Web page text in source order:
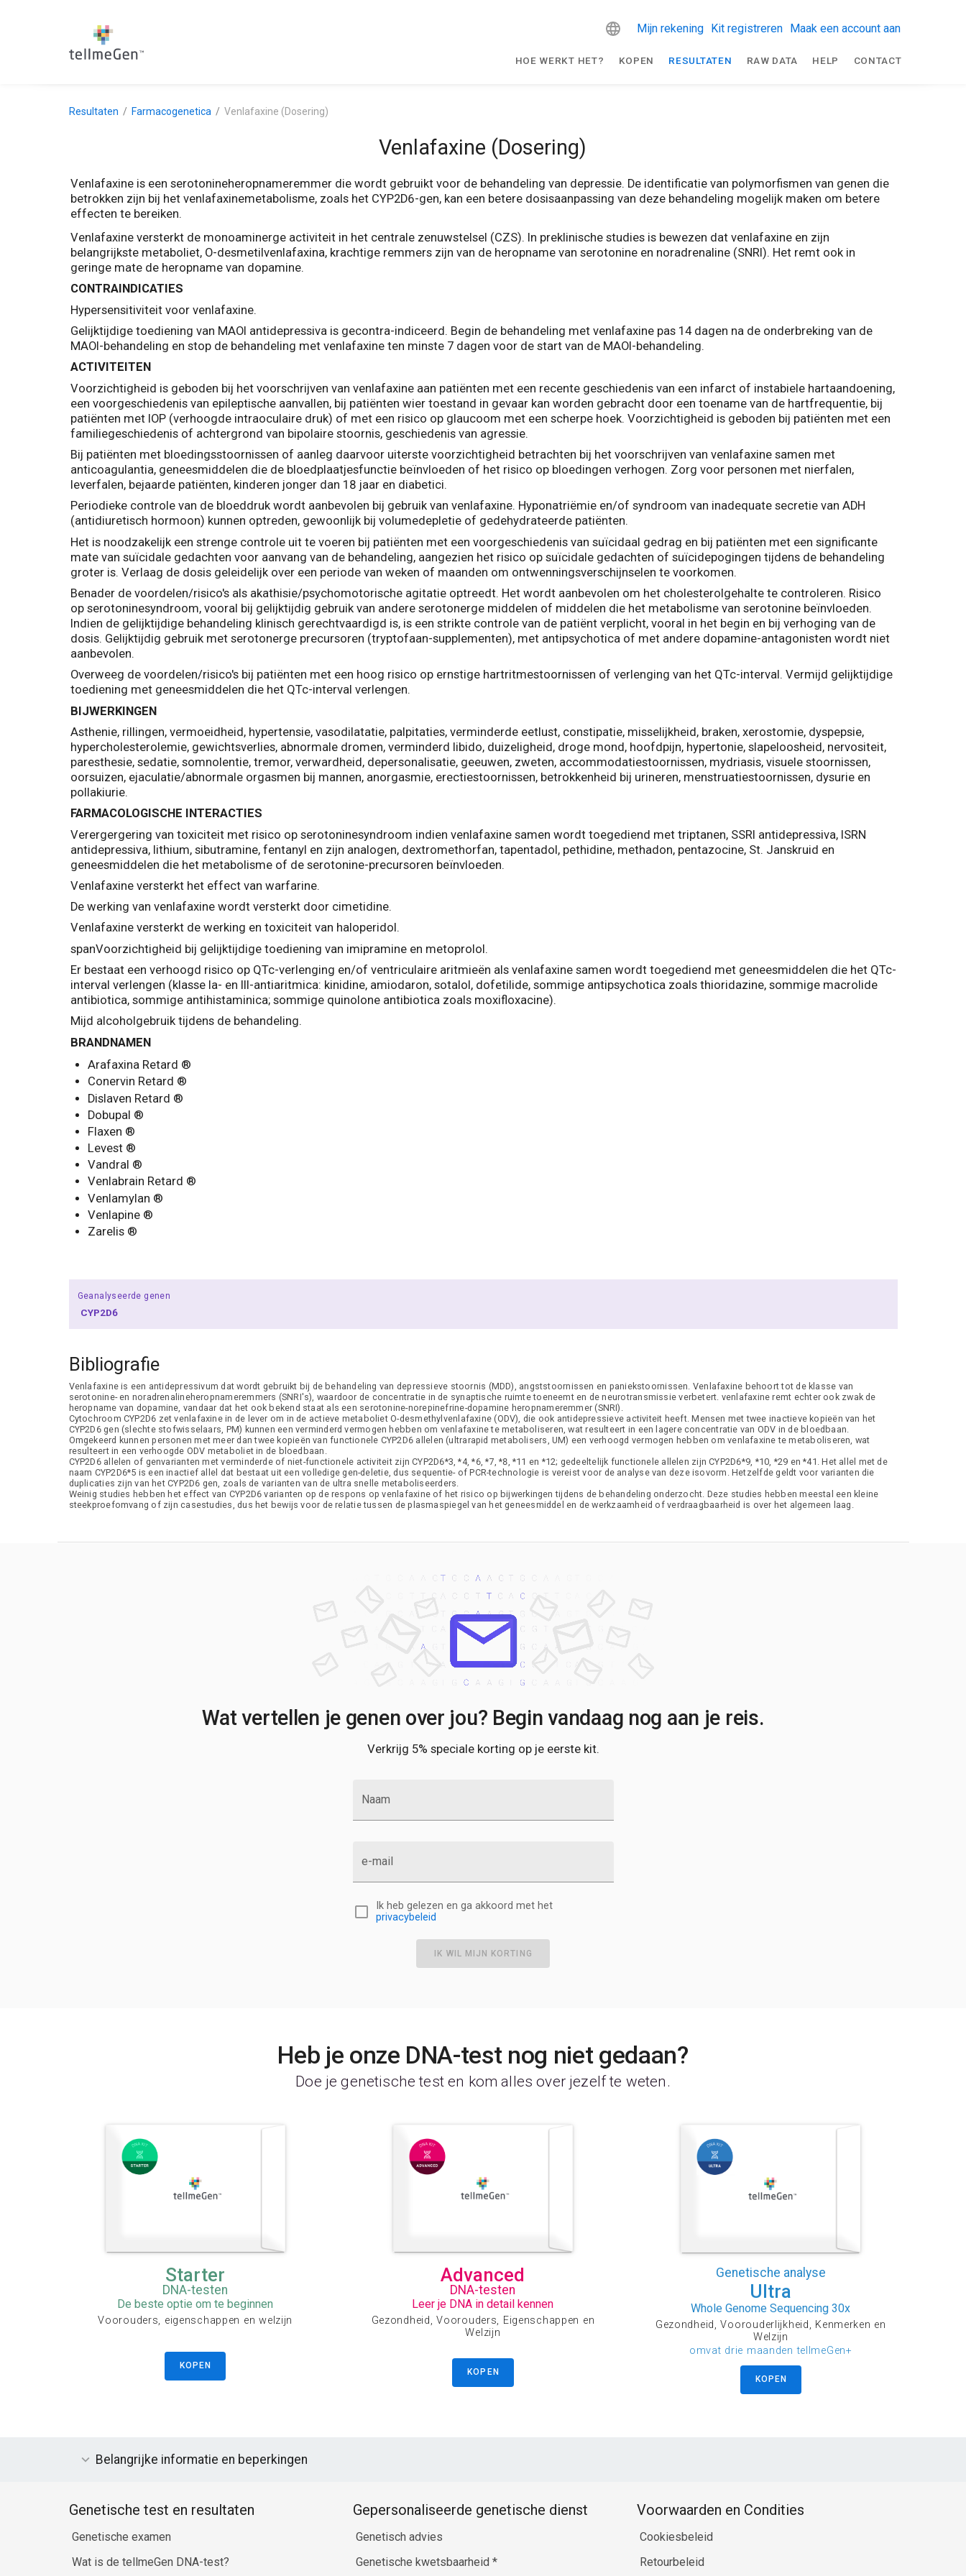
Mijn rekening Kit registreren Maak een account aan
HOE WERKT HET? KOPEN RESULTATEN RAW DATA HELP CONTACT
Resultaten Farmacogenetica Venlafaxine (Dosering)
Venlafaxine (Dosering)
Venlafaxine is een serotonineheropnameremmer die wordt gebruikt voor de behandeling van depressie. De identificatie van polymorfismen van genen die
betrokken zijn bij het venlafaxinemetabolisme, zoals het CYP2D6-gen, kan een betere dosisaanpassing van deze behandeling mogelijk maken om betere
effecten te bereiken.
Venlafaxine versterkt de monoaminerge activiteit in het centrale zenuwstelsel (CZS). In preklinische studies is bewezen dat venlafaxine en zijn
belangrijkste metaboliet, O-desmetilvenlafaxina, krachtige remmers zijn van de heropname van serotonine en noradrenaline (SNRI). Het remt ook in
geringe mate de heropname van dopamine.
CONTRAINDICATIES
Hypersensitiviteit voor venlafaxine.
Gelijktijdige toediening van MAOI antidepressiva is gecontra-indiceerd. Begin de behandeling met venlafaxine pas 14 dagen na de onderbreking van de
MAOI-behandeling en stop de behandeling met venlafaxine ten minste 7 dagen voor de start van de MAOI-behandeling.
ACTIVITEITEN
Voorzichtigheid is geboden bij het voorschrijven van venlafaxine aan patiënten met een recente geschiedenis van een infarct of instabiele hartaandoening,
een voorgeschiedenis van epileptische aanvallen, bij patiënten wier toestand in gevaar kan worden gebracht door een toename van de hartfrequentie, bij
patiënten met IOP (verhoogde intraoculaire druk) of met een risico op glaucoom met een scherpe hoek. Voorzichtigheid is geboden bij patiënten met een
familiegeschiedenis of achtergrond van bipolaire stoornis, geschiedenis van agressie.
Bij patiënten met bloedingsstoornissen of aanleg daarvoor uiterste voorzichtigheid betrachten bij het voorschrijven van venlafaxine samen met
anticoagulantia, geneesmiddelen die de bloedplaatjesfunctie beïnvloeden of het risico op bloedingen verhogen. Zorg voor personen met nierfalen,
leverfalen, bejaarde patiënten, kinderen jonger dan 18 jaar en diabetici.
Periodieke controle van de bloeddruk wordt aanbevolen bij gebruik van venlafaxine. Hyponatriëmie en/of syndroom van inadequate secretie van ADH
(antidiuretisch hormoon) kunnen optreden, gewoonlijk bij volumedepletie of gedehydrateerde patiënten.
Het is noodzakelijk een strenge controle uit te voeren bij patiënten met een voorgeschiedenis van suïcidaal gedrag en bij patiënten met een significante
mate van suïcidale gedachten voor aanvang van de behandeling, aangezien het risico op suïcidale gedachten of suïcidepogingen tijdens de behandeling
groter is. Verlaag de dosis geleidelijk over een periode van weken of maanden om ontwenningsverschijnselen te voorkomen.
Benader de voordelen/risico's als akathisie/psychomotorische agitatie optreedt. Het wordt aanbevolen om het cholesterolgehalte te controleren. Risico
op serotoninesyndroom, vooral bij gelijktijdig gebruik van andere serotonerge middelen of middelen die het metabolisme van serotonine beïnvloeden.
Indien de gelijktijdige behandeling klinisch gerechtvaardigd is, is een strikte controle van de patiënt verplicht, vooral in het begin en bij verhoging van de
dosis. Gelijktijdig gebruik met serotonerge precursoren (tryptofaan-supplementen), met antipsychotica of met andere dopamine-antagonisten wordt niet
aanbevolen.
Overweeg de voordelen/risico's bij patiënten met een hoog risico op ernstige hartritmestoornissen of verlenging van het QTc-interval. Vermijd gelijktijdige
toediening met geneesmiddelen die het QTc-interval verlengen.
BIJWERKINGEN
Asthenie, rillingen, vermoeidheid, hypertensie, vasodilatatie, palpitaties, verminderde eetlust, constipatie, misselijkheid, braken, xerostomie, dyspepsie,
hypercholesterolemie, gewichtsverlies, abnormale dromen, verminderd libido, duizeligheid, droge mond, hoofdpijn, hypertonie, slapeloosheid, nervositeit,
paresthesie, sedatie, somnolentie, tremor, verwardheid, depersonalisatie, geeuwen, zweten, accommodatiestoornissen, mydriasis, visuele stoornissen,
oorsuizen, ejaculatie/abnormale orgasmen bij mannen, anorgasmie, erectiestoornissen, betrokkenheid bij urineren, menstruatiestoornissen, dysurie en
pollakiurie.
FARMACOLOGISCHE INTERACTIES
Verergergering van toxiciteit met risico op serotoninesyndroom indien venlafaxine samen wordt toegediend met triptanen, SSRI antidepressiva, ISRN
antidepressiva, lithium, sibutramine, fentanyl en zijn analogen, dextromethorfan, tapentadol, pethidine, methadon, pentazocine, St. Janskruid en
geneesmiddelen die het metabolisme of de serotonine-precursoren beïnvloeden.
Venlafaxine versterkt het effect van warfarine.
De werking van venlafaxine wordt versterkt door cimetidine.
Venlafaxine versterkt de werking en toxiciteit van haloperidol.
spanVoorzichtigheid bij gelijktijdige toediening van imipramine en metoprolol.
Er bestaat een verhoogd risico op QTc-verlenging en/of ventriculaire aritmieën als venlafaxine samen wordt toegediend met geneesmiddelen die het QTc-
interval verlengen (klasse Ia- en III-antiaritmica: kinidine, amiodaron, sotalol, dofetilide, sommige antipsychotica zoals thioridazine, sommige macrolide
antibiotica, sommige antihistaminica; sommige quinolone antibiotica zoals moxifloxacine).
Mijd alcoholgebruik tijdens de behandeling.
BRANDNAMEN
Arafaxina Retard ®
Conervin Retard ®
Dislaven Retard ®
Dobupal ®
Flaxen ®
Levest ®
Vandral ®
Venlabrain Retard ®
Venlamylan ®
Venlapine ®
Zarelis ®
Geanalyseerde genen
CYP2D6
Bibliografie
Venlafaxine is een antidepressivum dat wordt gebruikt bij de behandeling van depressieve stoornis (MDD), angststoornissen en paniekstoornissen. Venlafaxine behoort tot de klasse van
serotonine- en noradrenalineheropnameremmers (SNRI's), waardoor de concentratie in de synaptische ruimte toeneemt en de neurotransmissie verbetert. venlafaxine remt echter ook zwak de
heropname van dopamine, vandaar dat het ook bekend staat als een serotonine-norepinefrine-dopamine heropnameremmer (SNRI).
Cytochroom CYP2D6 zet venlafaxine in de lever om in de actieve metaboliet O-desmethylvenlafaxine (ODV), die ook antidepressieve activiteit heeft. Mensen met twee inactieve kopieën van het
CYP2D6 gen (slechte stofwisselaars, PM) kunnen een verminderd vermogen hebben om venlafaxine te metaboliseren, wat resulteert in een lagere concentratie van ODV in de bloedbaan.
Omgekeerd kunnen personen met meer dan twee kopieën van functionele CYP2D6 allelen (ultrarapid metabolisers, UM) een verhoogd vermogen hebben om venlafaxine te metaboliseren, wat
resulteert in een verhoogde ODV metaboliet in de bloedbaan.
CYP2D6 allelen of genvarianten met verminderde of niet-functionele activiteit zijn CYP2D6*3, *4, *6, *7, *8, *11 en *12; gedeeltelijk functionele allelen zijn CYP2D6*9, *10, *29 en *41. Het allel met de
naam CYP2D6*5 is een inactief allel dat bestaat uit een volledige gen-deletie, dus sequentie- of PCR-technologie is vereist voor de analyse van deze isovorm. Hetzelfde geldt voor varianten die
duplicaties zijn van het CYP2D6 gen, zoals de varianten van de ultra snelle metaboliseerders.
Weinig studies hebben het effect van CYP2D6 varianten op de respons op venlafaxine of het risico op bijwerkingen tijdens de behandeling onderzocht. Deze studies hebben meestal een kleine
steekproefomvang of zijn casestudies, dus het bewijs voor de relatie tussen de plasmaspiegel van het geneesmiddel en de werkzaamheid of verdraagbaarheid is over het algemeen laag.
Wat vertellen je genen over jou? Begin vandaag nog aan je reis.
Verkrijg 5% speciale korting op je eerste kit.
Naam
e-mail
Ik heb gelezen en ga akkoord met het
privacybeleid
IK WIL MIJN KORTING
Heb je onze DNA-test nog niet gedaan?
Doe je genetische test en kom alles over jezelf te weten.
Starter
DNA-testen
De beste optie om te beginnen
Voorouders, eigenschappen en welzijn
KOPEN
Advanced
DNA-testen
Leer je DNA in detail kennen
Gezondheid, Voorouders, Eigenschappen en
Welzijn
KOPEN
Genetische analyse
Ultra
Whole Genome Sequencing 30x
Gezondheid, Voorouderlijkheid, Kenmerken en
Welzijn
omvat drie maanden tellmeGen+
KOPEN
Belangrijke informatie en beperkingen
Genetische test en resultaten
Genetische examen
Wat is de tellmeGen DNA-test?
Gepersonaliseerde genetische dienst
Genetisch advies
Genetische kwetsbaarheid *
Voorwaarden en Condities
Cookiesbeleid
Retourbeleid